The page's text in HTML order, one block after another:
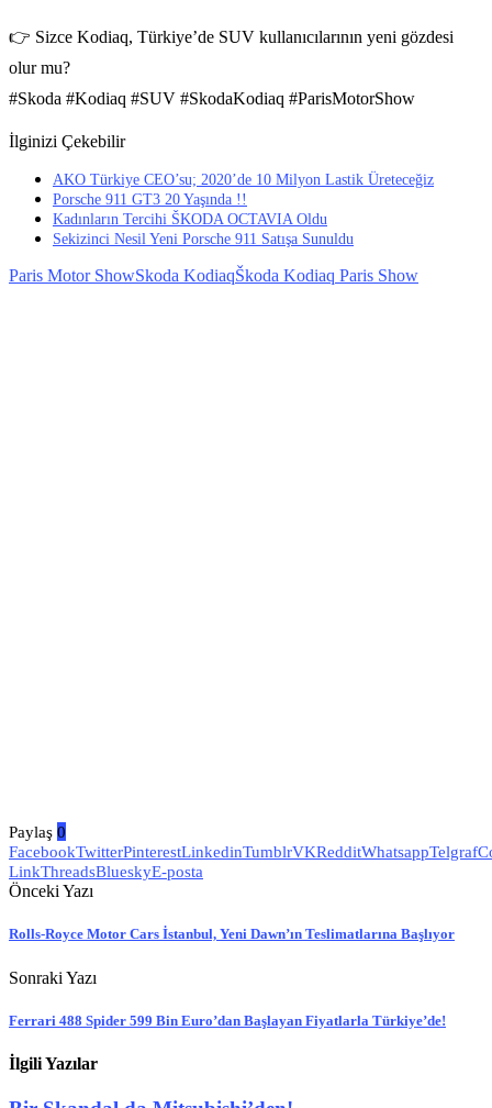
👉 Sizce Kodiaq, Türkiye’de SUV kullanıcılarının yeni gözdesi
olur mu?
#Skoda #Kodiaq #SUV #SkodaKodiaq #ParisMotorShow
İlginizi Çekebilir
AKO Türkiye CEO’su; 2020’de 10 Milyon Lastik Üreteceğiz
Porsche 911 GT3 20 Yaşında !!
Kadınların Tercihi ŠKODA OCTAVIA Oldu
Sekizinci Nesil Yeni Porsche 911 Satışa Sunuldu
Paris Motor ShowSkoda KodiaqŠkoda Kodiaq Paris Show
Paylaş 0
FacebookTwitterPinterestLinkedinTumblrVKRedditWhatsappTelgraf
LinkThreadsBlueskyE-posta
Önceki Yazı
Rolls-Royce Motor Cars İstanbul, Yeni Dawn’ın Teslimatlarına Başlıyor
Sonraki Yazı
Ferrari 488 Spider 599 Bin Euro’dan Başlayan Fiyatlarla Türkiye’de!
İlgili Yazılar